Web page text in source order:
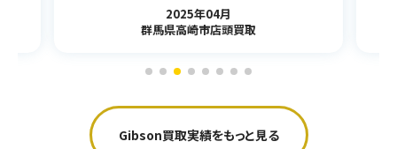
2025年04月
群馬県高崎市店頭買取
Gibson買取実績をもっと見る